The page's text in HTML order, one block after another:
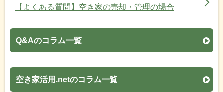
【よくある質問】空き家の売却・管理の場合
Q&Aのコラム一覧
空き家活用.netのコラム一覧